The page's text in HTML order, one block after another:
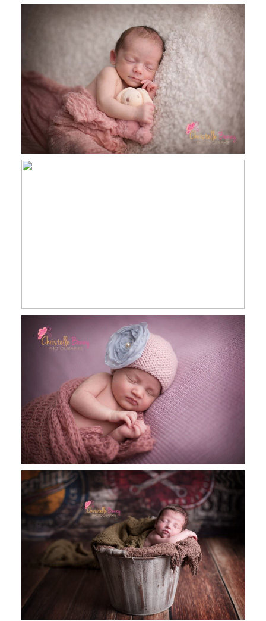
Livia, 16 jours, séance nourrisson,
Revel
Cléa, 11 jours, séance nourrisson,
Toulouse, Revel, Castres
Louka, 7 jours , séance nourrisson,
Toulouse, Revel, Castres